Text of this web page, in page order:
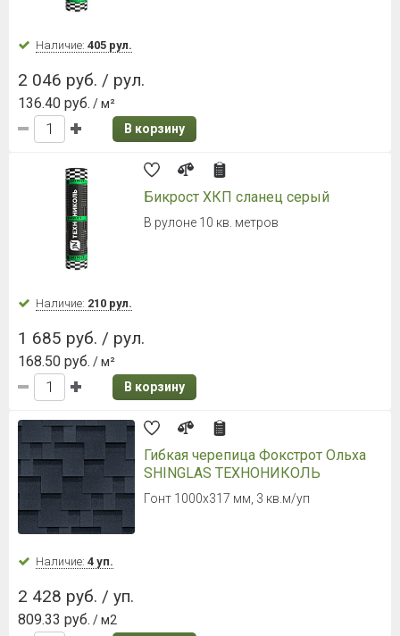
Наличие: 405 рул.
2 046 руб. / рул.
136.40 руб. / м²
В корзину
Бикрост ХКП сланец серый
В рулоне 10 кв. метров
Наличие: 210 рул.
1 685 руб. / рул.
168.50 руб. / м²
В корзину
Гибкая черепица Фокстрот Ольха
SHINGLAS ТЕХНОНИКОЛЬ
Гонт 1000х317 мм, 3 кв.м/уп
Наличие: 4 уп.
2 428 руб. / уп.
809.33 руб. / м2